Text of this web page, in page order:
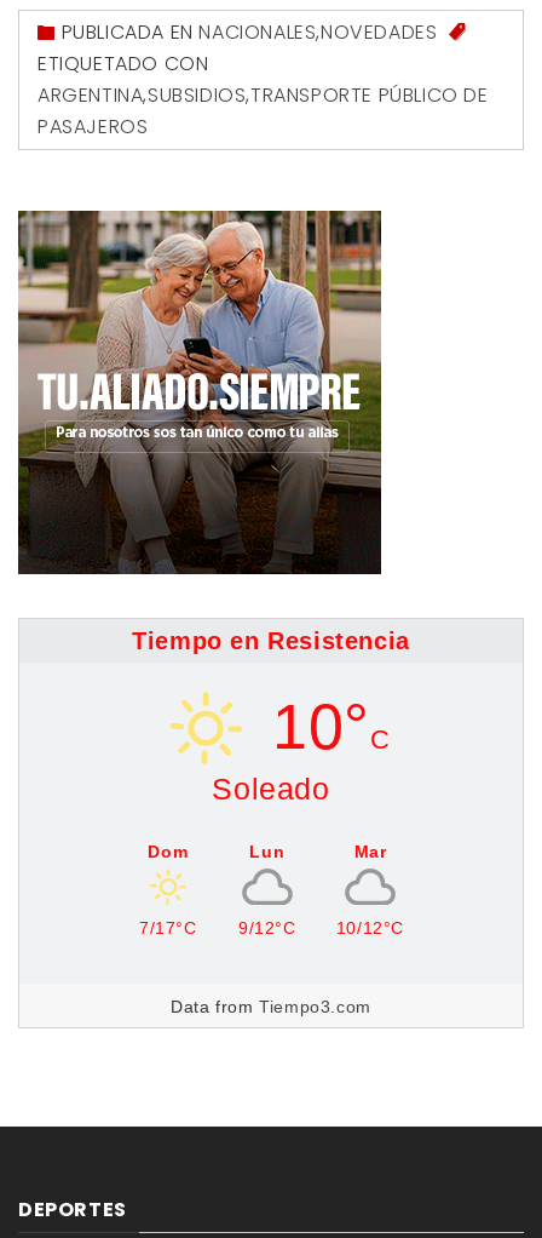
PUBLICADA ENNACIONALES,NOVEDADES
ETIQUETADO CON
ARGENTINA,SUBSIDIOS,TRANSPORTE PÚBLICO DE
PASAJEROS
Tiempo en Resistencia
10° C
Soleado
Dom
7/17°C
Lun
9/12°C
Mar
10/12°C
Data fromTiempo3.com
DEPORTES